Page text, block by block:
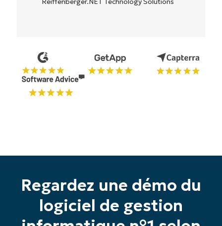
Regardez une démo du
logiciel de gestion